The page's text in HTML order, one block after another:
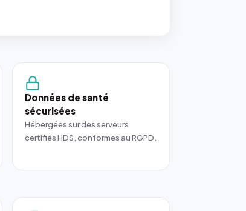
Données de santé
sécurisées
Hébergées sur des serveurs
certifiés HDS, conformes au RGPD.